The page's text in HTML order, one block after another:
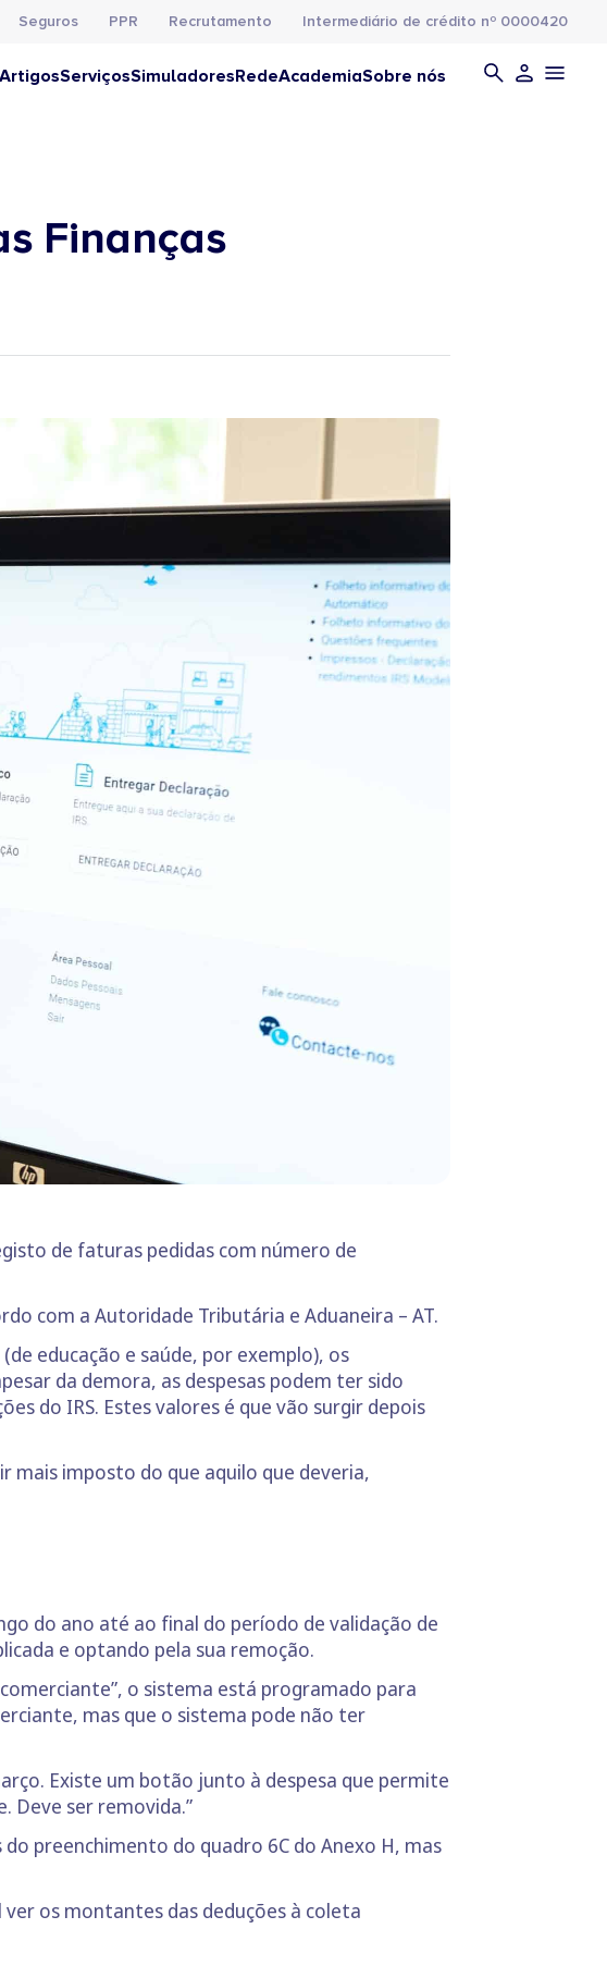
Seguros PPR Recrutamento Intermediário de crédito nº 0000420
ServiçosSimuladoresRedeAcademiaSobre nós
Finanças
de faturas pedidas com número de
com a Autoridade Tributária e Aduaneira – AT.
educação e saúde, por exemplo), os
da demora, as despesas podem ter sido
do IRS. Estes valores é que vão surgir depois
mais imposto do que aquilo que deveria,
do ano até ao final do período de validação de
e optando pela sua remoção.
o sistema está programado para
mas que o sistema pode não ter
Existe um botão junto à despesa que permite
Deve ser removida.”
preenchimento do quadro 6C do Anexo H, mas
ver os montantes das deduções à coleta